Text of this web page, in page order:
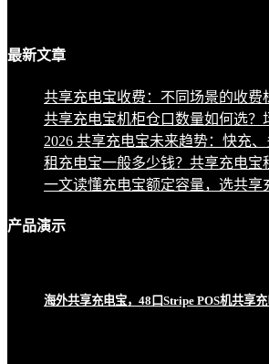
最新文章
共享充电宝收费：不同场景的收费
共享充电宝机柜仓口数量如何选？
2026 共享充电宝未来趋势：快充
租充电宝一般多少钱？共享充电宝
一文读懂充电宝额定容量，选共享
产品演示
海外共享充电宝，48口Stripe POS机共享